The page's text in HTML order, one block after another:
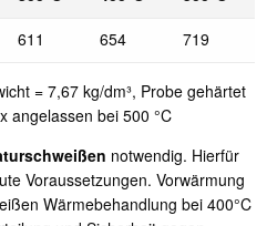
611 654 719
= 7,67 kg/dm³, Probe gehärtet
angelassen bei 500 °C
notwendig. Hierfür
Voraussetzungen. Vorwärmung
Wärmebehandlung bei 400°C